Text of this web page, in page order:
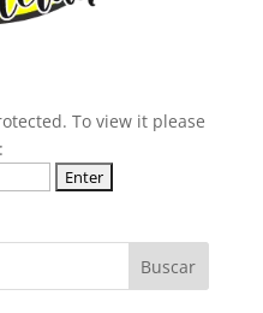
To view it please